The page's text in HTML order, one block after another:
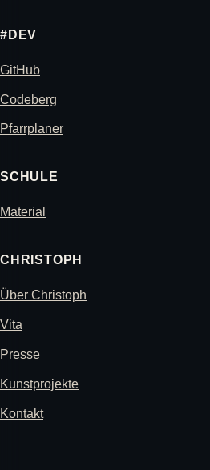
#DEV
GitHub
Codeberg
Pfarrplaner
SCHULE
Material
CHRISTOPH
Über Christoph
Vita
Presse
Kunstprojekte
Kontakt